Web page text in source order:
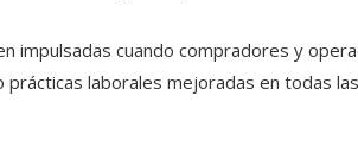
impulsadas cuando compradores y
laborales mejoradas en todas